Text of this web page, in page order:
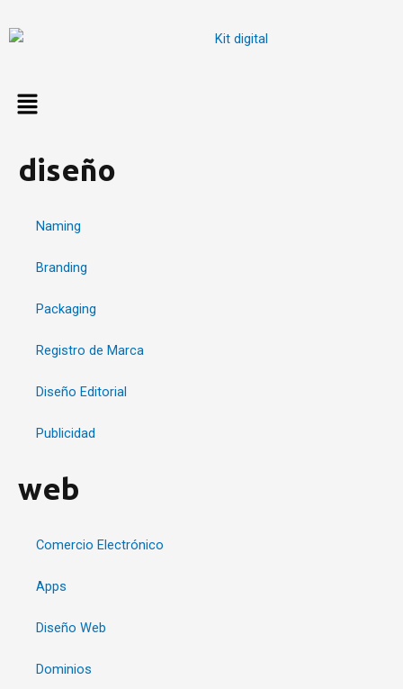
diseño
Naming
Branding
Packaging
Registro de Marca
Diseño Editorial
Publicidad
web
Comercio Electrónico
Apps
Diseño Web
Dominios